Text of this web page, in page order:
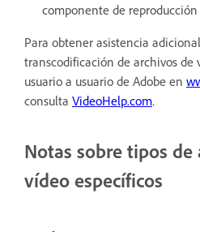
componente de reproducción
Para obtener asistencia
transcodificación de archivos de
usuario a usuario de Adobe en
consulta VideoHelp.com.
Notas sobre tipos de
vídeo específicos